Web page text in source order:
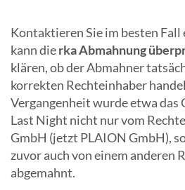
Kontaktieren Sie im besten
kann dierka Abmahnung
klären, ob der Abmahner
korrekten Rechteinhaber
Vergangenheit wurde etwa
Last Night nicht nur vom
GmbH (jetzt PLAION GmbH),
zuvor auch von einem anderen
abgemahnt.